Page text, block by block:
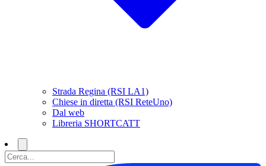
Strada Regina (RSI LA1)
Chiese in diretta (RSI ReteUno)
Dal web
Libreria SHORTCATT